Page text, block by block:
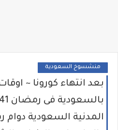
منشسوخ السعودية
بعد انتهاء كورونا ~
المدنية السعودية